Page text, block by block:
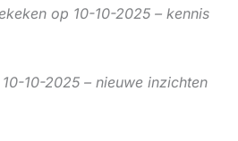
op 10-10-2025 – kennis
10-2025 – nieuwe inzichten